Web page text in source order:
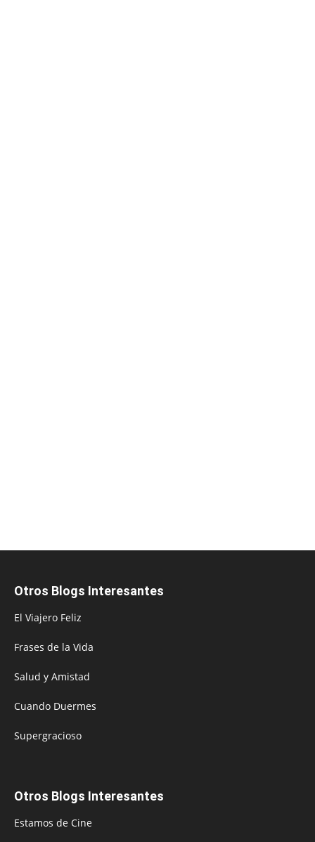
Otros Blogs Interesantes
El Viajero Feliz
Frases de la Vida
Salud y Amistad
Cuando Duermes
Supergracioso
Otros Blogs Interesantes
Estamos de Cine